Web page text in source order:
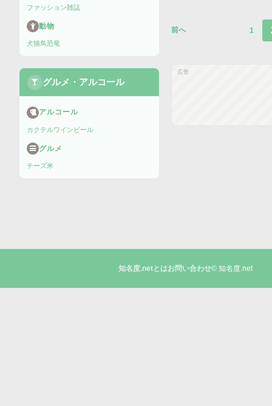
ファッション雑誌
動物
犬猫鳥恐竜
グルメ・アルコール
アルコール
カクテルワイン ビール
グルメ
チーズ米
前へ 1
広告
知名度.netとはお問い合わせ© 知名度.net